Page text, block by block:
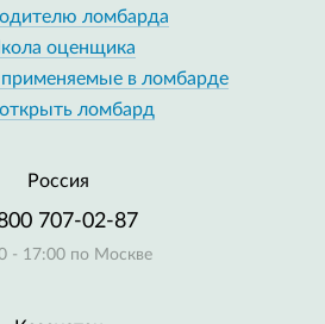
ломбарда
оценщика
в ломбарде
ломбард
Россия
707-02-87
- 17:00 по Москве